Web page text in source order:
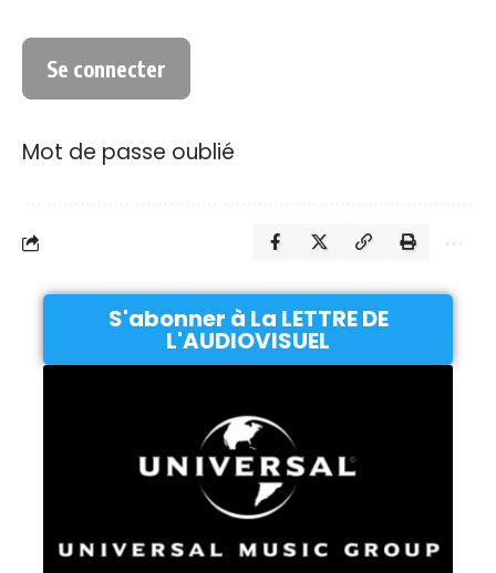
Mot de passe oublié
S'abonner à La LETTRE DE
L'AUDIOVISUEL